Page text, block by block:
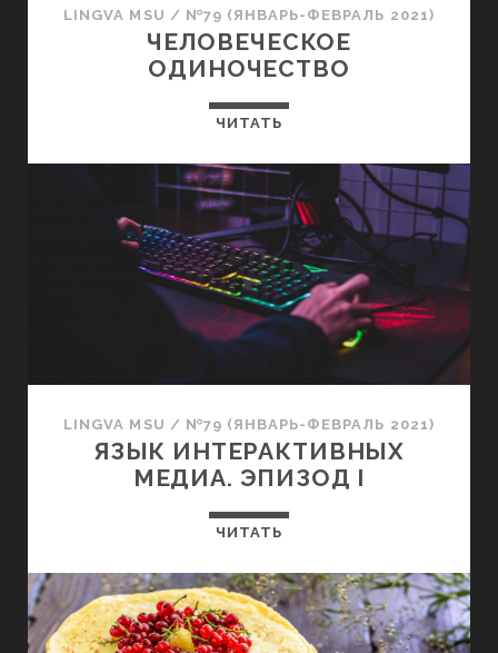
LINGVA MSU / №79 (ЯНВАРЬ-ФЕВРАЛЬ 2021)
ЧЕЛОВЕЧЕСКОЕ
ОДИНОЧЕСТВО
ЧИТАТЬ
LINGVA MSU / №79 (ЯНВАРЬ-ФЕВРАЛЬ 2021)
ЯЗЫК ИНТЕРАКТИВНЫХ
МЕДИА. ЭПИЗОД I
ЧИТАТЬ